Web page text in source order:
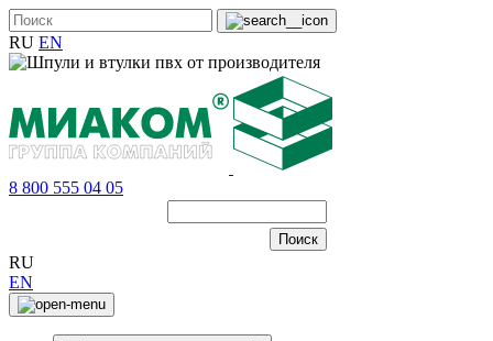
RU EN
8 800 555 04 05
RU
EN